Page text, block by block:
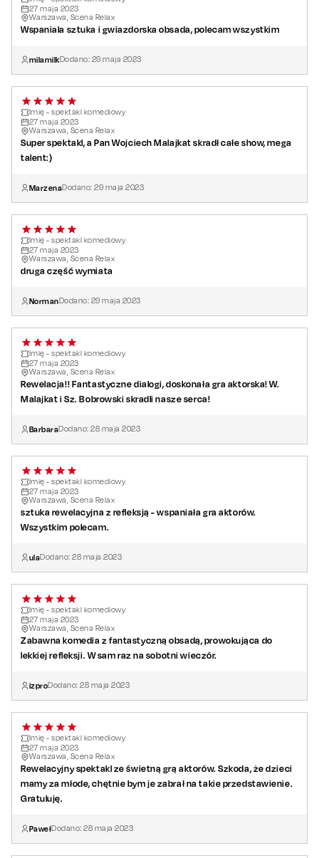
27 maja 2023
Warszawa, Scena Relax
Wspaniala sztuka i gwiazdorska obsada, polecam wszystkim
milamilkDodano: 29 maja 2023
Imię - spektakl komediowy
27 maja 2023
Warszawa, Scena Relax
Super spektakl, a Pan Wojciech Malajkat skradł całe show, mega
talent:)
MarzenaDodano:29 maja 2023
Imię - spektakl komediowy
27 maja 2023
Warszawa, Scena Relax
druga część wymiata
NormanDodano: 29 maja 2023
Imię - spektakl komediowy
27 maja 2023
Warszawa, Scena Relax
Rewelacja!! Fantastyczne dialogi, doskonała gra aktorska! W.
Malajkat i Sz. Bobrowski skradli nasze serca!
BarbaraDodano:28 maja 2023
Imię - spektakl komediowy
27 maja 2023
Warszawa, Scena Relax
sztuka rewelacyjna z refleksją - wspaniała gra aktorów.
Wszystkim polecam.
ulaDodano:28 maja 2023
Imię - spektakl komediowy
27 maja 2023
Warszawa, Scena Relax
Zabawna komedia z fantastyczną obsadą, prowokująca do
lekkiej refleksji. W sam raz na sobotni wieczór.
izproDodano:28 maja 2023
Imię - spektakl komediowy
27 maja 2023
Warszawa, Scena Relax
Rewelacyjny spektakl ze świetną grą aktorów. Szkoda, że dzieci
mamy za młode, chętnie bym je zabrał na takie przedstawienie.
Gratuluję.
PawełDodano:28 maja 2023